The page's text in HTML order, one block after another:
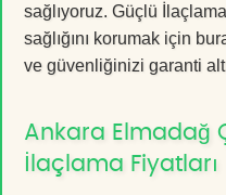
sağlıyoruz. Güçlü
sağlığını korumak için
ve güvenliğinizi garanti
Ankara Elmadağ
İlaçlama Fiyatları